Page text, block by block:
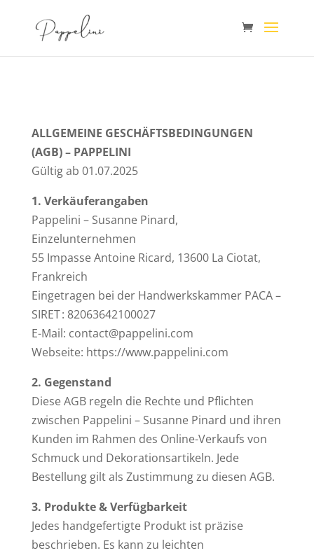
ALLGEMEINE GESCHÄFTSBEDINGUNGEN
(AGB) – PAPPELINI
Gültig ab 01.07.2025
1. Verkäuferangaben
Pappelini – Susanne Pinard,
Einzelunternehmen
55 Impasse Antoine Ricard, 13600 La Ciotat,
Frankreich
Eingetragen bei der Handwerkskammer PACA –
SIRET : 82063642100027
E-Mail: contact@pappelini.com
Webseite: https://www.pappelini.com
2. Gegenstand
Diese AGB regeln die Rechte und Pflichten
zwischen Pappelini – Susanne Pinard und ihren
Kunden im Rahmen des Online-Verkaufs von
Schmuck und Dekorationsartikeln. Jede
Bestellung gilt als Zustimmung zu diesen AGB.
3. Produkte & Verfügbarkeit
Jedes handgefertigte Produkt ist präzise
beschrieben. Es kann zu leichten